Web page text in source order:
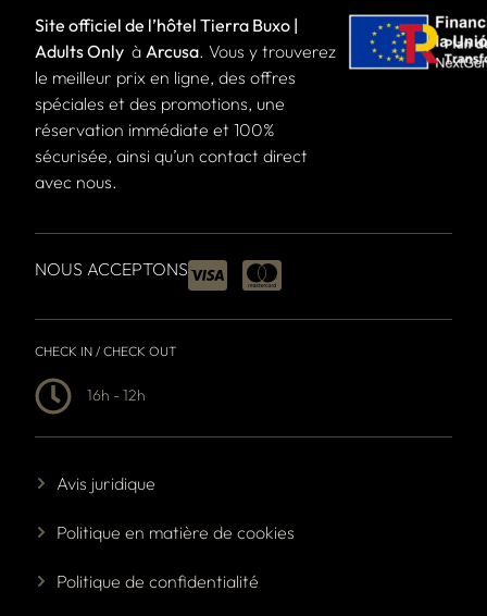
Site officiel de l’hôtel Tierra Buxo |
Adults Only àArcusa. Vous y trouverez
le meilleur prix en ligne, des offres
spéciales et des promotions, une
réservation immédiate et 100%
sécurisée, ainsi qu’un contact direct
avec nous.
NOUS ACCEPTONS
CHECK IN / CHECK OUT
16h - 12h
Avis juridique
Politique en matière de cookies
Politique de confidentialité